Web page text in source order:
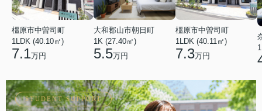
橿原市中曽司町
1LDK (40.10㎡)
7.1万円
大和郡山市朝日町
1K (27.40㎡)
5.5万円
橿原市中曽司町
1LDK (40.11㎡)
7.3万円
STUDENT SUPPORT